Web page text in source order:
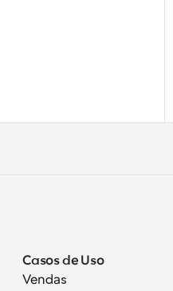
Casos de Uso
Vendas